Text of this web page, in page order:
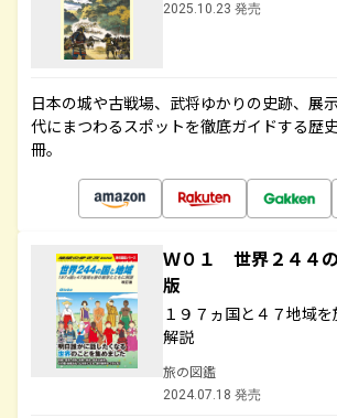
2025.10.23 発売
日本の城や古戦場、武将ゆかりの史跡、展
代にまつわるスポットを徹底ガイドする歴
冊。
Ｗ０１ 世界２４４
版
１９７ヵ国と４７地域
解説
旅の図鑑
2024.07.18 発売